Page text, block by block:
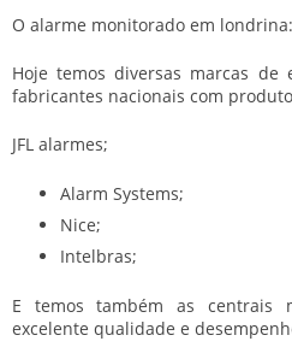
O alarme monitorado em londrina:
Hoje temos diversas marcas de
fabricantes nacionais com
JFL alarmes;
Alarm Systems;
Nice;
Intelbras;
E temos também as centrais
excelente qualidade e